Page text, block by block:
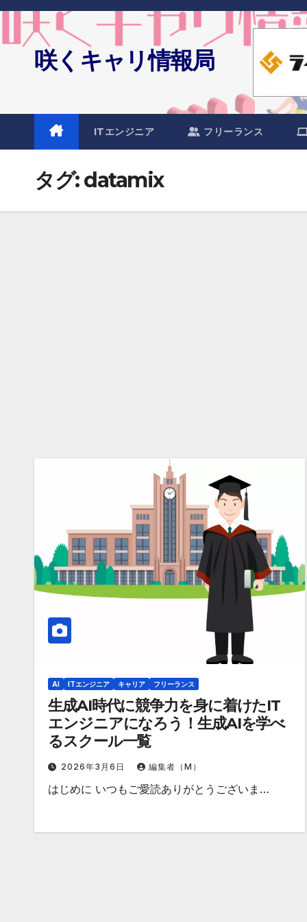
Skip
content咲くキャリ情報局
ITエンジニア フリーランス
タグ:datamix
AI ITエンジニア キャリア フリーランス
生成AI時代に競争力を身に着けたIT
エンジニアになろう！生成AIを学べ
るスクール一覧
2026年3月6日 編集者（M）
はじめに いつもご愛読ありがとうございま…